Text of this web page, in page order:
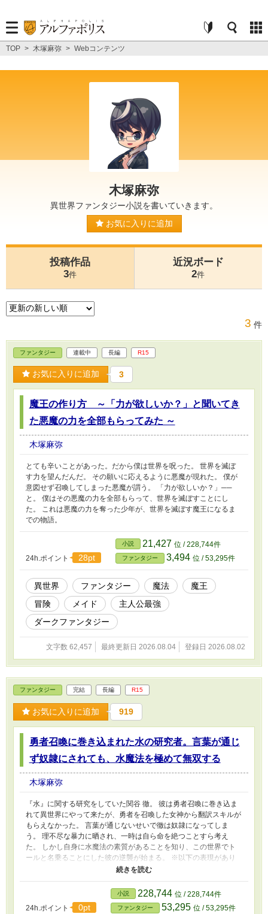
TOP > 木塚麻弥 > Webコンテンツ
木塚麻弥
異世界ファンタジー小説を書いていきます。
お気に入りに追加
投稿作品
3件
近況ボード
2件
3 件
ファンタジー 連載中 長編 R15
お気に入りに追加 3
魔王の作り方 ～「力が欲しいか？」と聞いてき
た悪魔の力を全部もらってみた ～
木塚麻弥
とても辛いことがあった。だから僕は世界を呪った。 世界を滅ぼ
す力を望んだんだ。 その願いに応えるように悪魔が現れた。 僕が
意図せず召喚してしまった悪魔が謂う。 「力が欲しいか？」──
と。 僕はその悪魔の力を全部もらって、世界を滅ぼすことにし
た。 これは悪魔の力を奪った少年が、世界を滅ぼす魔王になるま
での物語。
24h.ポイント 28pt
小説 21,427 位 / 228,744件
ファンタジー 3,494 位 / 53,295件
異世界 ファンタジー 魔法
魔王
冒険
メイド
主人公最強
ダークファンタジー
文字数 62,457 最終更新日 2026.08.04 登録日 2026.08.02
ファンタジー 完結 長編 R15
お気に入りに追加 919
勇者召喚に巻き込まれた水の研究者。言葉が通じ
ず奴隷にされても、水魔法を極めて無双する
木塚麻弥
『水』に関する研究をしていた関谷 徹。 彼は勇者召喚に巻き込ま
れて異世界にやって来たが、勇者を召喚した女神から翻訳スキルが
もらえなかった。 言葉が通じないせいで徹は奴隷になってしま
う。 理不尽な暴力に晒され、一時は自ら命を絶つことすら考え
た。 しかし自身に水魔法の素質があることを知り、この世界でト
ールと名乗ることにした彼の逆襲が始まる。 ※以下の表現があり
ます。苦手な方はご注意下さい ・拷問、手足の切断、人体破裂な
24h.ポイント 0pt
小説 228,744 位 / 228,744件
ファンタジー 53,295 位 / 53,295件